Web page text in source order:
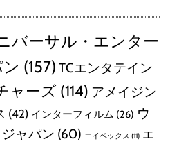
バーサル・エンター
(157) TCエンタテイン
ャーズ (114) アメイジン
(42) インターフィルム (26) ウ
ャパン (60) エイベックス (11) エ